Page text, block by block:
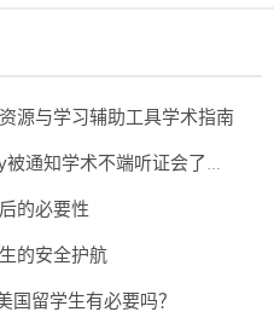
源与学习辅助工具学术指南
ai学术不端申诉，用AI写Essay被通知学术不端听证会了怎么办？
的必要性
的安全护航
国留学生有必要吗？